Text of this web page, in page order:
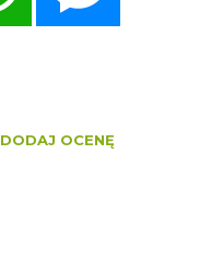
DODAJ OCENĘ